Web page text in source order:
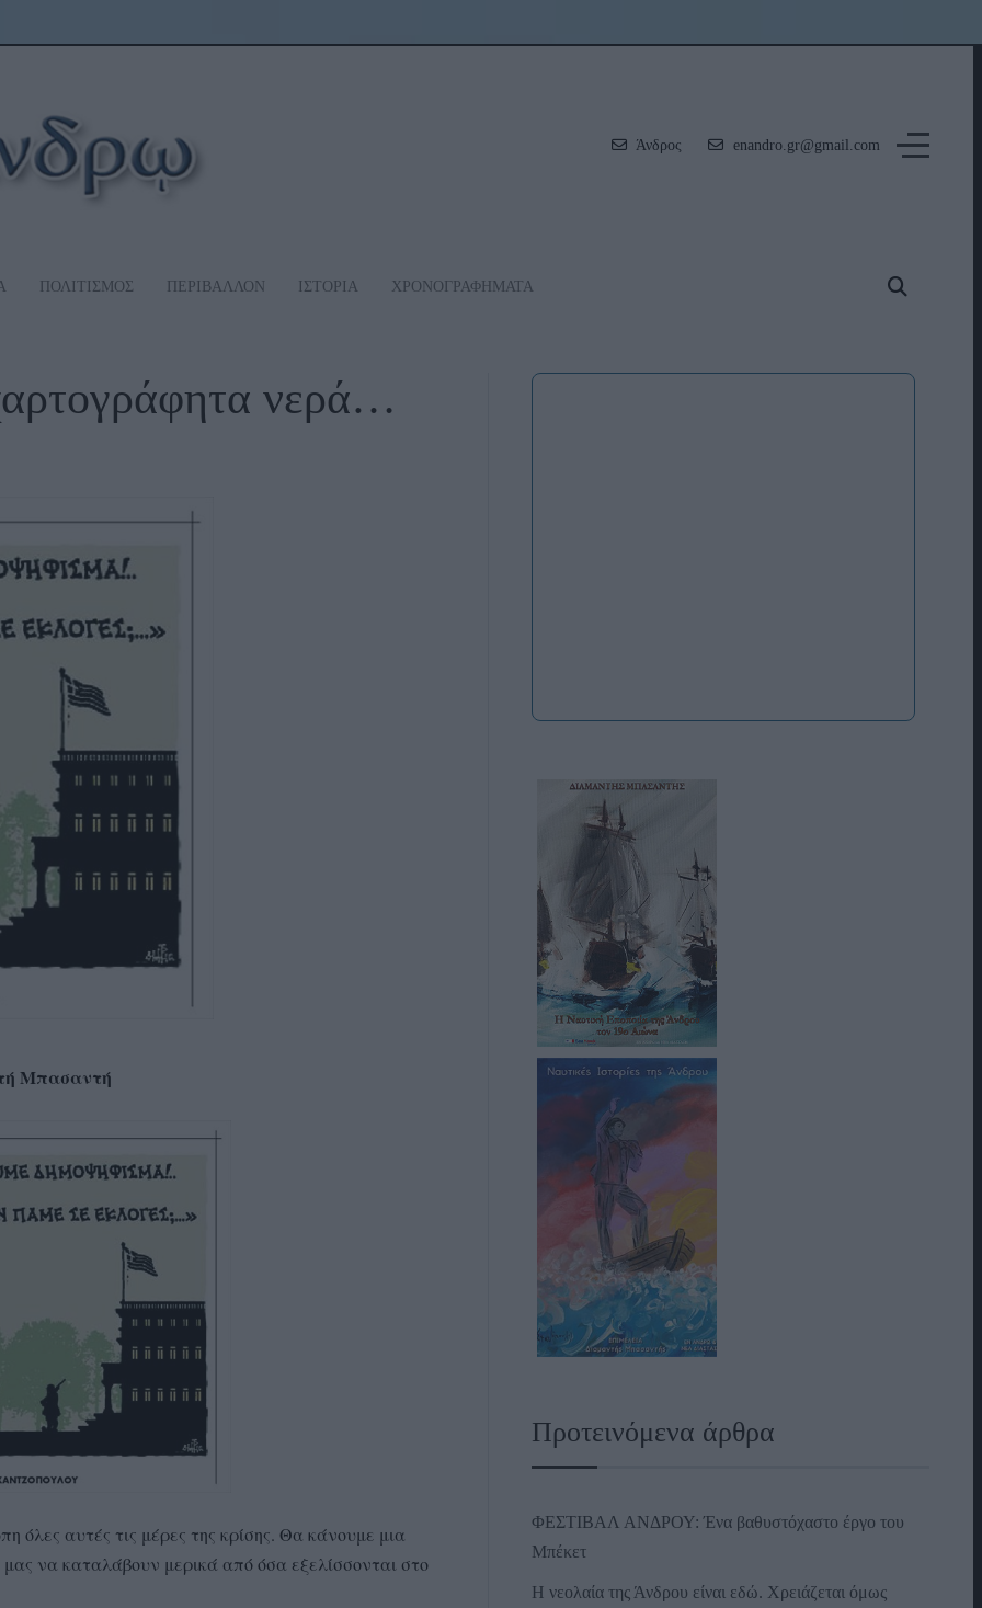
Άνδρος enandro.gr@gmail.com
ΠΟΛΙΤΙΣΜΟΣ ΠΕΡΙΒΑΛΛΟΝ ΙΣΤΟΡΙΑ ΧΡΟΝΟΓΡΑΦΗΜΑΤΑ
νερά…
Μπασαντή
αυτές τις μέρες της κρίσης. Θα κάνουμε μια
να καταλάβουν μερικά από όσα εξελίσσονται στο
Προτεινόμενα άρθρα
ΦΕΣΤΙΒΑΛ ΑΝΔΡΟΥ: Ένα βαθυστόχαστο έργο του
Μπέκετ
Η νεολαία της Άνδρου είναι εδώ. Χρειάζεται όμως